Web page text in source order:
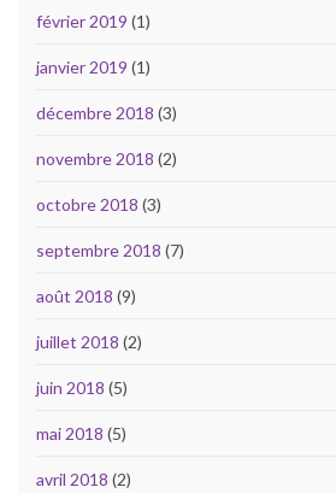
février 2019 (1)
janvier 2019 (1)
décembre 2018 (3)
novembre 2018 (2)
octobre 2018 (3)
septembre 2018 (7)
août 2018 (9)
juillet 2018 (2)
juin 2018 (5)
mai 2018 (5)
avril 2018 (2)